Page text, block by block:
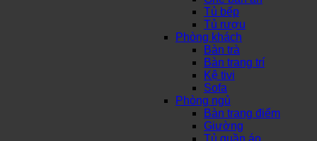
Tủ bếp
Tủ rượu
Phòng khách
Bàn trà
Bàn trang trí
Kệ tivi
Sofa
Phòng ngủ
Bàn trang điểm
Giường